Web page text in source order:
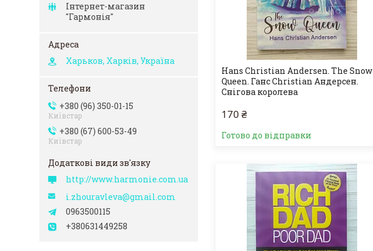
Hans Christian Andersen. The Snow
Queen. Ганс Christian Андерсен.
Снігова королева
170 ₴
Готово до відправки
Інтернет-магазин
"Гармонія"
Харьков, Харків, Україна
+380 (96) 350-01-15
Київстар
+380 (67) 600-53-49
Київстар
http://www.harmonie.com.ua
i.zhouravleva@gmail.com
0963500115
+380631449258